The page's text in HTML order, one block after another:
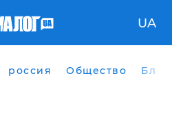
UA
россия Общество